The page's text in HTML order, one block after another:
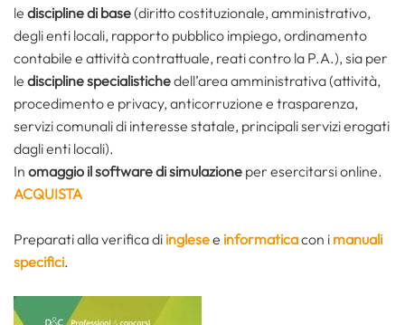
le discipline di base(diritto costituzionale, amministrativo,
degli enti locali, rapporto pubblico impiego, ordinamento
contabile e attività contrattuale, reati contro la P.A.), sia per
le discipline specialistichedell’area amministrativa (attività,
procedimento e privacy, anticorruzione e trasparenza,
servizi comunali di interesse statale, principali servizi erogati
dagli enti locali).
In omaggio il software di simulazione per esercitarsi online.
ACQUISTA
Preparati alla verifica di inglesee informaticacon i manuali
specifici.